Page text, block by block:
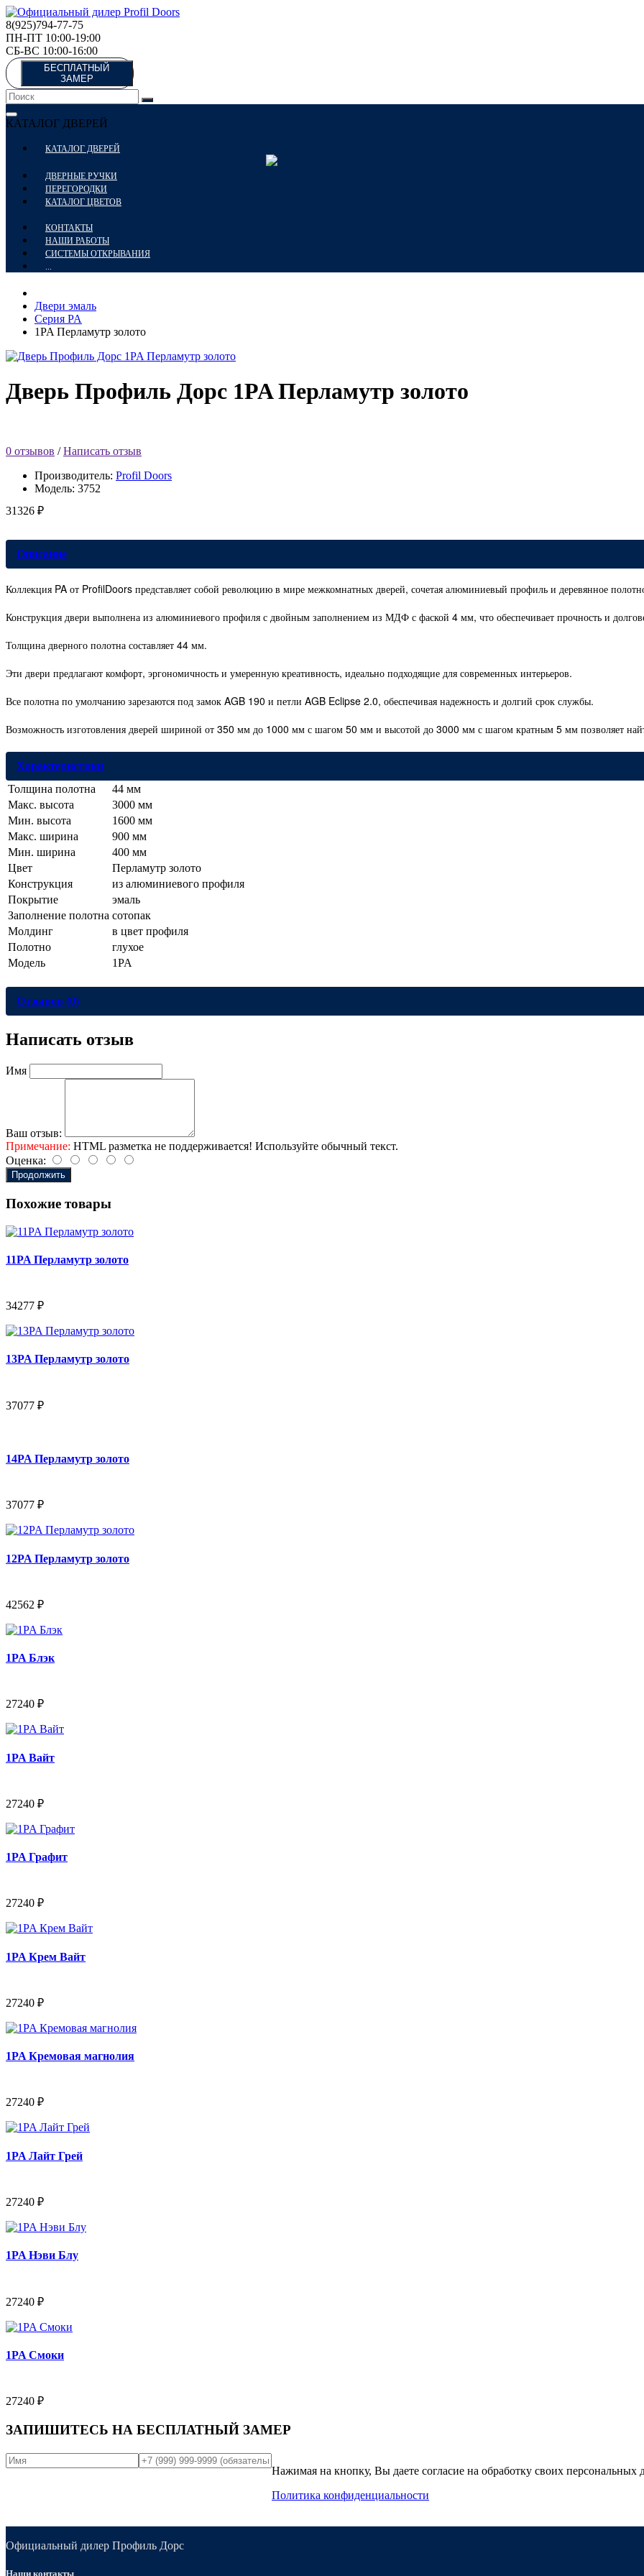
8(925)794-77-75
ПН-ПТ 10:00-19:00
СБ-ВС 10:00-16:00
БЕСПЛАТНЫЙ
ЗАМЕР
КАТАЛОГ ДВЕРЕЙ
КАТАЛОГ ДВЕРЕЙ
ДВЕРНЫЕ РУЧКИ
ПЕРЕГОРОДКИ
КАТАЛОГ ЦВЕТОВ
КОНТАКТЫ
НАШИ РАБОТЫ
СИСТЕМЫ ОТКРЫВАНИЯ
...
Двери эмаль
Серия PA
1PA Перламутр золото
Дверь Профиль Дорс 1PA Перламутр золото
0 отзывов /Написать отзыв
Производитель: Profil Doors
Модель: 3752
31326 ₽
Описание
Коллекция PA от ProfilDoors представляет собой революцию в мире межкомнатных дверей, сочетая алюминиевый профиль и деревянное
Конструкция двери выполнена из алюминиевого профиля с двойным заполнением из МДФ с фаской 4 мм, что обеспечивает прочность и
Толщина дверного полотна составляет 44 мм.
Эти двери предлагают комфорт, эргономичность и умеренную креативность, идеально подходящие для современных интерьеров.
Все полотна по умолчанию зарезаются под замок AGB 190 и петли AGB Eclipse 2.0, обеспечивая надежность и долгий срок службы.
Возможность изготовления дверей шириной от 350 мм до 1000 мм с шагом 50 мм и высотой до 3000 мм с шагом кратным 5 мм позволяет
Характеристики
Толщина полотна
44 мм
Макс. высота
3000 мм
Мин. высота
1600 мм
Макс. ширина
900 мм
Мин. ширина
400 мм
Цвет
Перламутр золото
Конструкция
из алюминиевого профиля
Покрытие
эмаль
Заполнение полотна сотопак
Молдинг
в цвет профиля
Полотно
глухое
Модель
1PA
Отзывов (0)
Написать отзыв
Имя
Ваш отзыв:
Примечание: HTML разметка не поддерживается! Используйте обычный текст.
Оценка:
Продолжить
Похожие товары
11PA Перламутр золото
34277 ₽
13PA Перламутр золото
37077 ₽
14PA Перламутр золото
37077 ₽
12PA Перламутр золото
42562 ₽
1PA Блэк
27240 ₽
1PA Вайт
27240 ₽
1PA Графит
27240 ₽
1PA Крем Вайт
27240 ₽
1PA Кремовая магнолия
27240 ₽
1PA Лайт Грей
27240 ₽
1PA Нэви Блу
27240 ₽
1PA Смоки
27240 ₽
ЗАПИШИТЕСЬ НА БЕСПЛАТНЫЙ ЗАМЕР
Нажимая на кнопку, Вы даете согласие на обработку своих персональных
Политика конфиденциальности
Официальный дилер Профиль Дорс
Наши контакты